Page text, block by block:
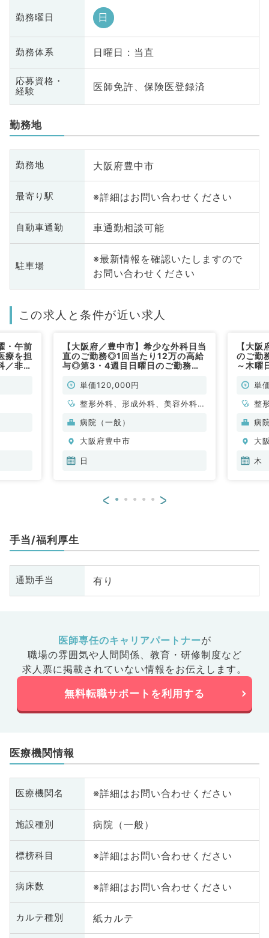
勤務曜日 日
勤務体系 日曜日 : 当直
応募資格・
経験
医師免許、保険医登録済
勤務地
勤務地 大阪府豊中市
最寄り駅 ※詳細はお問い合わせください
自動車通勤 車通勤相談可能
駐車場
※最新情報を確認いたしますので
お問い合わせください
この求人と条件が近い求人
・午前
療を担
／非常
【大阪府／豊中市】希少な外科日当
直のご勤務◎1回当たり12万の高給
与◎第3・4週目日曜日のご勤務で
単価120,000円
整形外科、形成外科、美容外科、
脳神経外科、呼吸器外科、心臓血
科系全般、一般外科、消化器外
科、乳腺外科
病院（一般）
大阪府豊中市
日
【大
のご勤
～木曜
単
整
脳
科
科
病
大
木
< >
手当/福利厚生
通勤手当 有り
医師専任のキャリアパートナーが
職場の雰囲気や人間関係、 教育・研修制度など
求人票に掲載されていない情報をお伝えします。
無料転職サポートを利用する
医療機関情報
医療機関名 ※詳細はお問い合わせください
施設種別 病院（一般）
標榜科目 ※詳細はお問い合わせください
病床数 ※詳細はお問い合わせください
カルテ種別 紙カルテ